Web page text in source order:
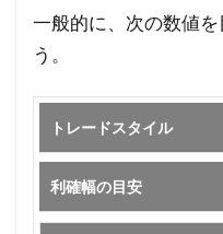
一般的に、次の数値
う。
トレードスタイル
利確幅の目安